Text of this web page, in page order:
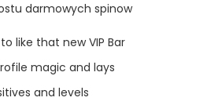
darmowych spinow
like that new VIP Bar
magic and lays
and levels